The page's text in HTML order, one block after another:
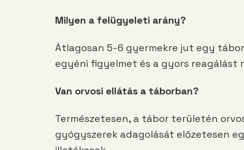
Milyen a felügyeleti arány?
Átlagosan 5-6 gyermekre jut egy
egyéni figyelmet és a gyors reagálást
Van orvosi ellátás a táborban?
Természetesen, a tábor területén
gyógyszerek adagolását előzetesen